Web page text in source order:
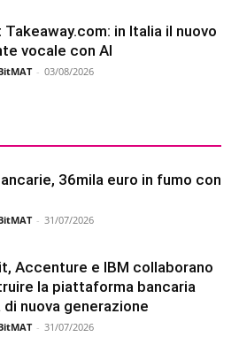
in Italia il nuovo
vocale con AI
- 03/08/2026
36mila euro in fumo con
- 31/07/2026
Accenture e IBM collaborano
la piattaforma bancaria
di nuova generazione
- 31/07/2026